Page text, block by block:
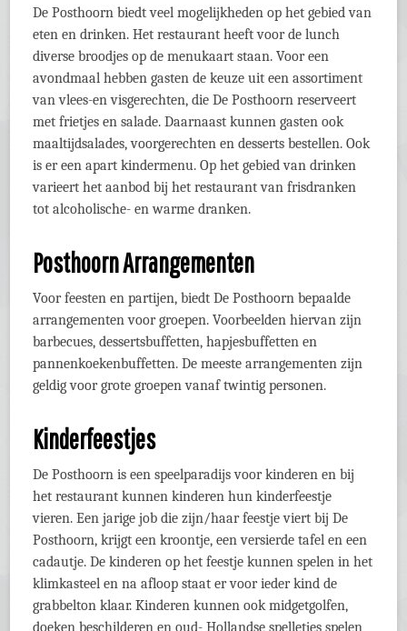
De Posthoorn biedt veel mogelijkheden op het gebied van
eten en drinken. Het restaurant heeft voor de lunch
diverse broodjes op de menukaart staan. Voor een
avondmaal hebben gasten de keuze uit een assortiment
van vlees-en visgerechten, die De Posthoorn reserveert
met frietjes en salade. Daarnaast kunnen gasten ook
maaltijdsalades, voorgerechten en desserts bestellen. Ook
is er een apart kindermenu. Op het gebied van drinken
varieert het aanbod bij het restaurant van frisdranken
tot alcoholische- en warme dranken.
Posthoorn Arrangementen
Voor feesten en partijen, biedt De Posthoorn bepaalde
arrangementen voor groepen. Voorbeelden hiervan zijn
barbecues, dessertsbuffetten, hapjesbuffetten en
pannenkoekenbuffetten. De meeste arrangementen zijn
geldig voor grote groepen vanaf twintig personen.
Kinderfeestjes
De Posthoorn is een speelparadijs voor kinderen en bij
het restaurant kunnen kinderen hun kinderfeestje
vieren. Een jarige job die zijn/haar feestje viert bij De
Posthoorn, krijgt een kroontje, een versierde tafel en een
cadautje. De kinderen op het feestje kunnen spelen in het
klimkasteel en na afloop staat er voor ieder kind de
grabbelton klaar. Kinderen kunnen ook midgetgolfen,
doeken beschilderen en oud- Hollandse spelletjes spelen